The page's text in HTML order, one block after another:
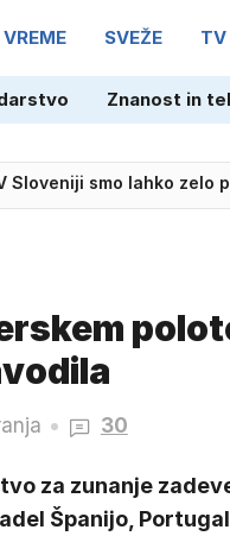
VREME SVEŽE TV
Znanost in
pričakovana gneča
30
za zunanje
Španijo,